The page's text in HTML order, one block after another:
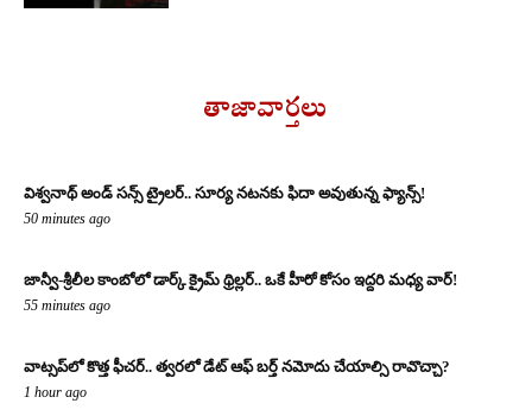
తాజావార్తలు
విశ్వనాథ్ అండ్ సన్స్ ట్రైలర్.. సూర్య నటనకు ఫిదా అవుతున్న ఫ్యాన్స్!
50 minutes ago
జాన్వీ-శ్రీలీల కాంబోలో డార్క్ క్రైమ్ థ్రిల్లర్.. ఒకే హీరో కోసం ఇద్దరి మధ్య వార్!
55 minutes ago
వాట్సప్‌లో కొత్త ఫీచర్.. త్వరలో డేట్ ఆఫ్ బర్త్ నమోదు చేయాల్సి రావొచ్చా?
1 hour ago